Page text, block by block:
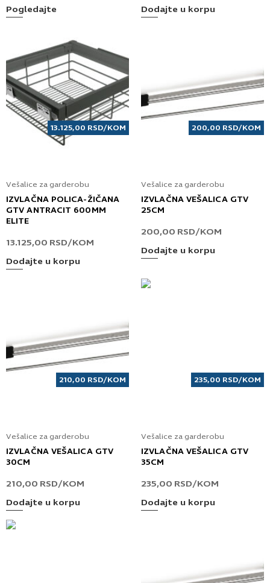
Pogledajte Dodajte u korpu
13.125,00 RSD/KOM
Vešalice za garderobu
IZVLAČNA POLICA-ŽIČANA
GTV ANTRACIT 600MM
ELITE
13.125,00 RSD/KOM
Dodajte u korpu
200,00 RSD/KOM
Vešalice za garderobu
IZVLAČNA VEŠALICA GTV
25CM
200,00 RSD/KOM
Dodajte u korpu
210,00 RSD/KOM
Vešalice za garderobu
IZVLAČNA VEŠALICA GTV
30CM
210,00 RSD/KOM
Dodajte u korpu
235,00 RSD/KOM
Vešalice za garderobu
IZVLAČNA VEŠALICA GTV
35CM
235,00 RSD/KOM
Dodajte u korpu